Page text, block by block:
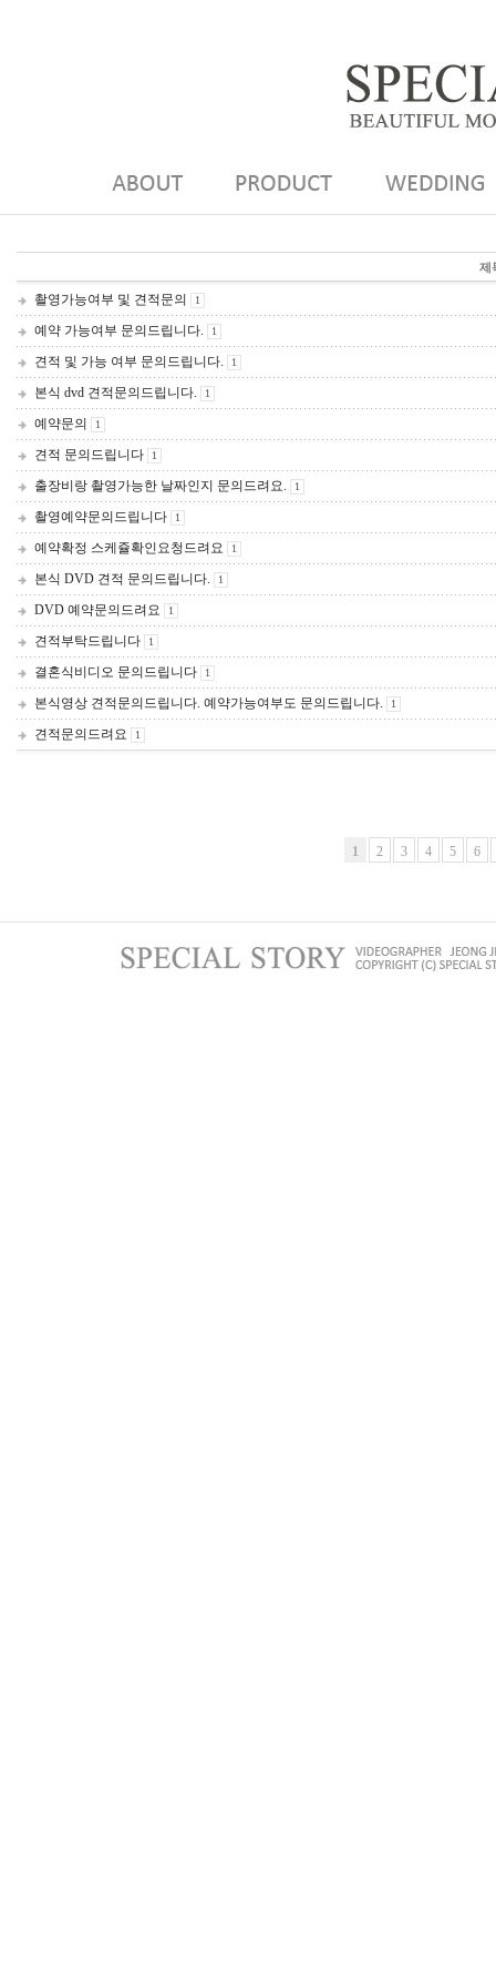
제
촬영가능여부 및 견적문의 1
예약 가능여부 문의드립니다. 1
견적 및 가능 여부 문의드립니다. 1
본식 dvd 견적문의드립니다. 1
예약문의 1
견적 문의드립니다 1
출장비랑 촬영가능한 날짜인지 문의드려요. 1
촬영예약문의드립니다 1
예약확정 스케쥴확인요청드려요 1
본식 DVD 견적 문의드립니다. 1
DVD 예약문의드려요 1
견적부탁드립니다 1
결혼식비디오 문의드립니다 1
본식영상 견적문의드립니다. 예약가능여부도 문의드립니다. 1
견적문의드려요 1
1 2 3 4 5 6